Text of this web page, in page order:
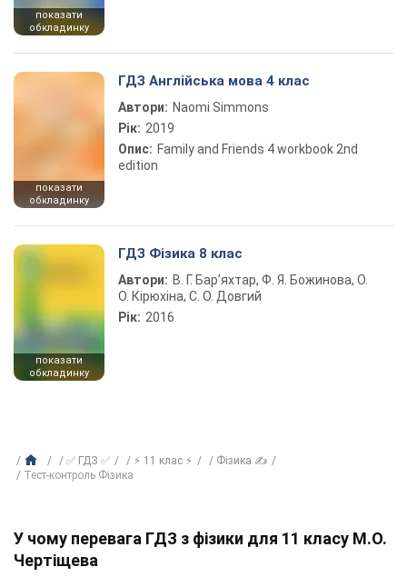
показати
обкладинку
показати
обкладинку
ГДЗ Англійська мова 4 клас
Автори: Naomi Simmons
Рік: 2019
Опис: Family and Friends 4 workbook 2nd
edition
показати
обкладинку
ГДЗ Фізика 8 клас
Автори: В. Г. Бар’яхтар, Ф. Я. Божинова, О.
О. Кірюхіна, С. О. Довгий
Рік: 2016
✅ ГДЗ ✅ ⚡ 11 клас ⚡
Фізика ✍
Тест-контроль Фізика
У чому перевага ГДЗ з фізики для 11 класу М.О.
Чертіщева